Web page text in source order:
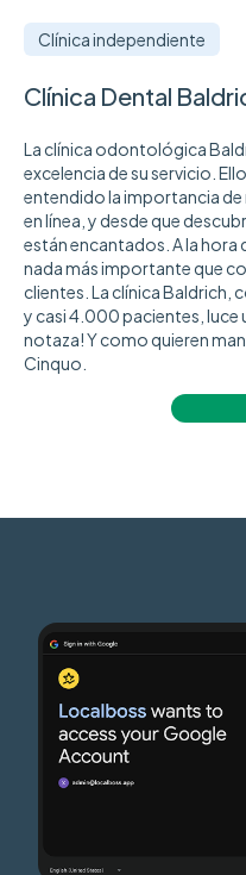
Clínica independiente
Clínica Dental
La clínica odontológica
excelencia de su servicio.
entendido la importancia
en línea, y desde que
están encantados. A la
nada más importante que
clientes. La clínica Baldrich,
y casi 4.000 pacientes, luce
notaza! Y como quieren
Cinquo.